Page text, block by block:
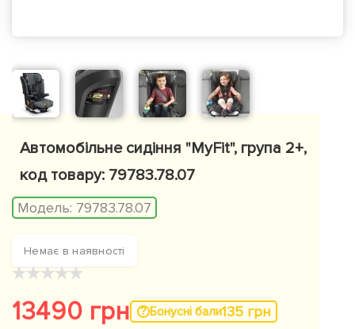
Автомобільне сидіння "MyFit", група 2+,
код товару: 79783.78.07
Модель: 79783.78.07
Немає в наявності
★★★★★
13490 грн Бонусні бали135 грн